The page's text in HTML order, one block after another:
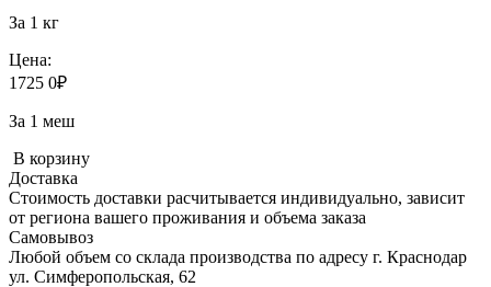
За 1 кг
Цена:
1725 0₽
За 1 меш
В корзину
Доставка
Стоимость доставки расчитывается индивидуально, зависит
от региона вашего проживания и объема заказа
Самовывоз
Любой объем со склада производства по адресу г. Краснодар
ул. Симферопольская, 62